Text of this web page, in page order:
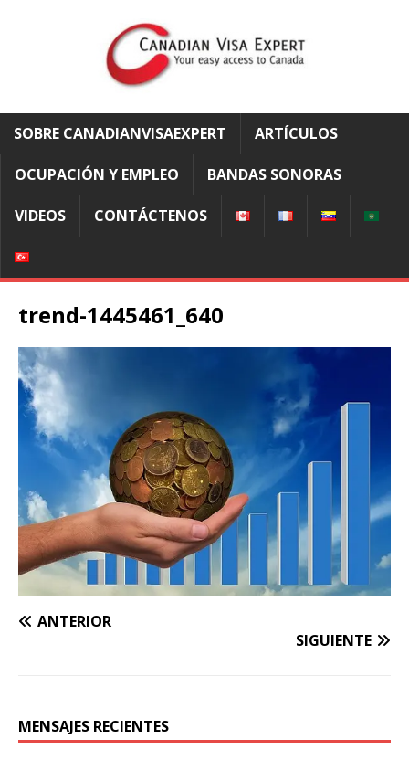
SOBRE CANADIANVISAEXPERT ARTÍCULOS
OCUPACIÓN Y EMPLEO BANDAS SONORAS
VIDEOS CONTÁCTENOS
trend-1445461_640
ANTERIOR
SIGUIENTE
MENSAJES RECIENTES